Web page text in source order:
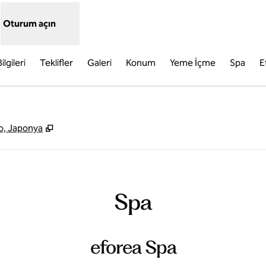
Oturum açın
Teklifler Galeri Konum Yeme İçme Spa
Japonya ,
Spa
eforea Spa